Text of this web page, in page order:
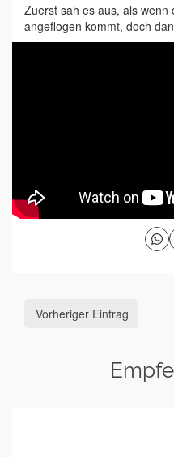
Zuerst sah es aus, als wenn
angeflogen kommt, doch
Vorheriger Eintrag